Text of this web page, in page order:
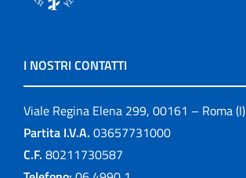
I NOSTRI CONTATTI
Viale Regina Elena 299, 00161 – Roma (I)
Partita I.V.A. 03657731000
C.F. 80211730587